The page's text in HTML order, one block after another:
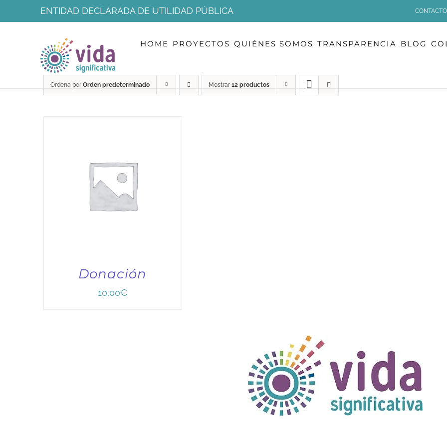
ENTIDAD DECLARADA DE UTILIDAD PÚBLICA CONTACTO
HOME PROYECTOS QUIÉNES SOMOS TRANSPARENCIA BLOG
Ordena por Orden predeterminado Mostrar 12 productos
Donación
10,00€